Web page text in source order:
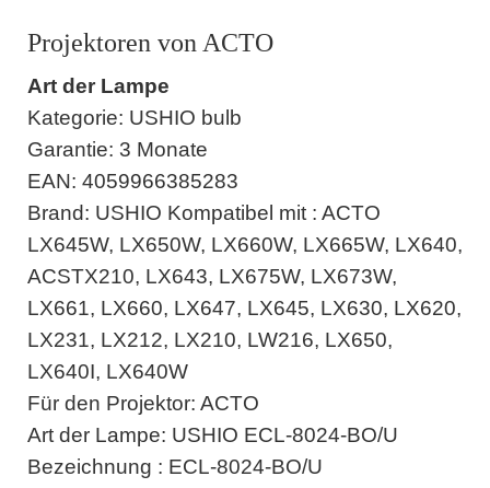
Projektoren von ACTO
Art der Lampe
Kategorie: USHIO bulb
Garantie: 3 Monate
EAN: 4059966385283
Brand: USHIO Kompatibel mit : ACTO
LX645W, LX650W, LX660W, LX665W, LX640,
ACSTX210, LX643, LX675W, LX673W,
LX661, LX660, LX647, LX645, LX630, LX620,
LX231, LX212, LX210, LW216, LX650,
LX640I, LX640W
Für den Projektor: ACTO
Art der Lampe: USHIO ECL-8024-BO/U
Bezeichnung : ECL-8024-BO/U